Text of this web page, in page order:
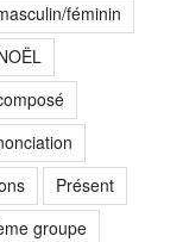
féminin
Présent
groupe